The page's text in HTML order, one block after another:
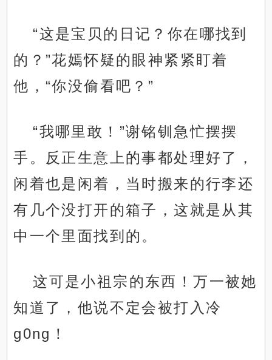
“这是宝贝的日记？你在哪找到
的？”花嫣怀疑的眼神紧紧盯着
他，“你没偷看吧？”
“我哪里敢！”谢铭钏急忙摆摆
手。反正生意上的事都处理好了，
闲着也是闲着，当时搬来的行李还
有几个没打开的箱子，这就是从其
中一个里面找到的。
这可是小祖宗的东西！万一被她
知道了，他说不定会被打入冷
g0ng！